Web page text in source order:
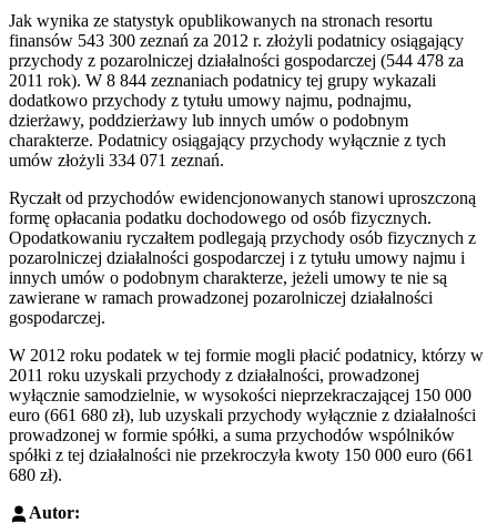
Jak wynika ze statystyk opublikowanych na stronach resortu
finansów 543 300 zeznań za 2012 r. złożyli podatnicy osiągający
przychody z pozarolniczej działalności gospodarczej (544 478 za
2011 rok). W 8 844 zeznaniach podatnicy tej grupy wykazali
dodatkowo przychody z tytułu umowy najmu, podnajmu,
dzierżawy, poddzierżawy lub innych umów o podobnym
charakterze. Podatnicy osiągający przychody wyłącznie z tych
umów złożyli 334 071 zeznań.
Ryczałt od przychodów ewidencjonowanych stanowi uproszczoną
formę opłacania podatku dochodowego od osób fizycznych.
Opodatkowaniu ryczałtem podlegają przychody osób fizycznych z
pozarolniczej działalności gospodarczej i z tytułu umowy najmu i
innych umów o podobnym charakterze, jeżeli umowy te nie są
zawierane w ramach prowadzonej pozarolniczej działalności
gospodarczej.
W 2012 roku podatek w tej formie mogli płacić podatnicy, którzy w
2011 roku uzyskali przychody z działalności, prowadzonej
wyłącznie samodzielnie, w wysokości nieprzekraczającej 150 000
euro (661 680 zł), lub uzyskali przychody wyłącznie z działalności
prowadzonej w formie spółki, a suma przychodów wspólników
spółki z tej działalności nie przekroczyła kwoty 150 000 euro (661
680 zł).
Autor: